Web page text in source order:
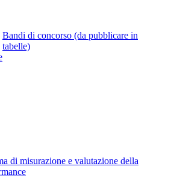
Bandi di concorso (da pubblicare in
tabelle)
di misurazione e valutazione della